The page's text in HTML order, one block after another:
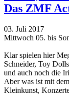
Das ZMF
03. Juli 2017
Mittwoch 05. bis
Klar spielen hier
Schneider, Toy
und auch noch die
Aber was ist mit
Kleinkunst,